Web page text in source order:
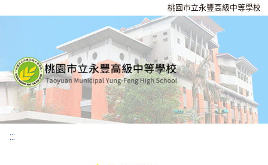
桃園市立永豐高級中等學校
:::